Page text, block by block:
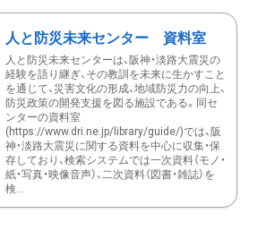
人と防災未来センター 資料室
人と防災未来センターは、阪神・淡路大震災の
経験を語り継ぎ、その教訓を未来に生かすこと
を通じて、災害文化の形成、地域防災力の向上、
防災政策の開発支援を図る施設である。同セ
ンターの資料室
(https://www.dri.ne.jp/library/guide/)では、阪
神・淡路大震災に関する資料を中心に収集・保
存しており、検索システムでは一次資料（モノ・
紙・写真・映像音声）、二次資料（図書・雑誌）を
検...